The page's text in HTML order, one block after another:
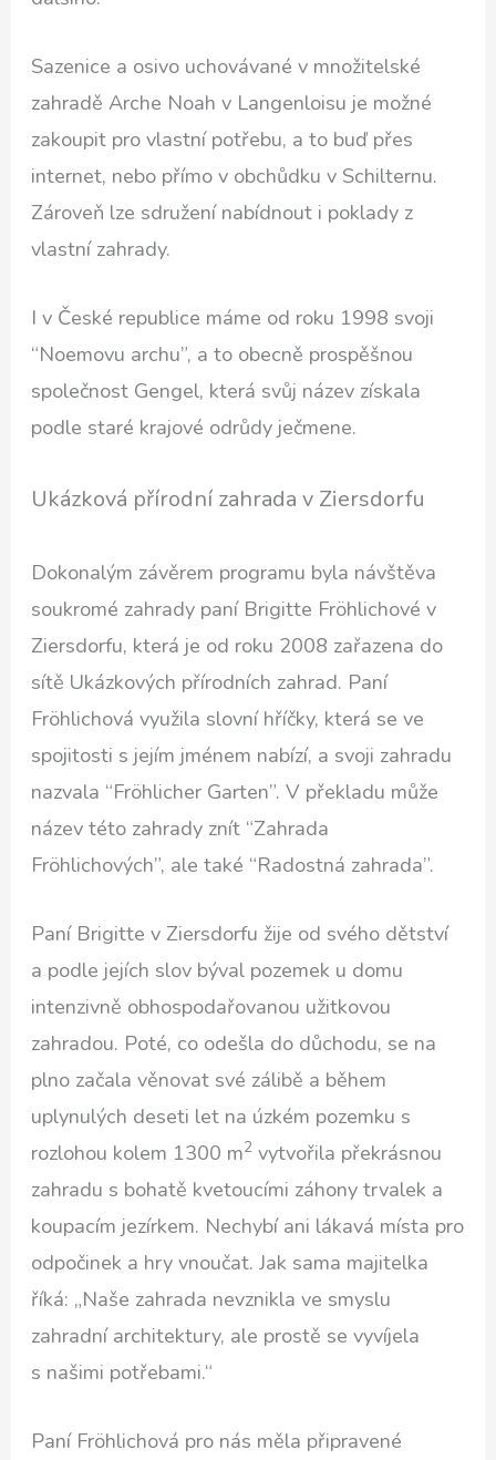
Sazenice a osivo uchovávané v množitelské
zahradě Arche Noah v Langenloisu je možné
zakoupit pro vlastní potřebu, a to buď přes
internet, nebo přímo v obchůdku v Schilternu.
Zároveň lze sdružení nabídnout i poklady z
vlastní zahrady.
I v České republice máme od roku 1998 svoji
“Noemovu archu”, a to obecně prospěšnou
společnost Gengel, která svůj název získala
podle staré krajové odrůdy ječmene.
Ukázková přírodní zahrada v Ziersdorfu
Dokonalým závěrem programu byla návštěva
soukromé zahrady paní Brigitte Fröhlichové v
Ziersdorfu, která je od roku 2008 zařazena do
sítě Ukázkových přírodních zahrad. Paní
Fröhlichová využila slovní hříčky, která se ve
spojitosti s jejím jménem nabízí, a svoji zahradu
nazvala “Fröhlicher Garten”. V překladu může
název této zahrady znít “Zahrada
Fröhlichových”, ale také “Radostná zahrada”.
Paní Brigitte v Ziersdorfu žije od svého dětství
a podle jejích slov býval pozemek u domu
intenzivně obhospodařovanou užitkovou
zahradou. Poté, co odešla do důchodu, se na
plno začala věnovat své zálibě a během
uplynulých deseti let na úzkém pozemku s
rozlohou kolem 1300 m2 vytvořila překrásnou
zahradu s bohatě kvetoucími záhony trvalek a
koupacím jezírkem. Nechybí ani lákavá místa pro
odpočinek a hry vnoučat. Jak sama majitelka
říká: „Naše zahrada nevznikla ve smyslu
zahradní architektury, ale prostě se vyvíjela
s našimi potřebami.“
Paní Fröhlichová pro nás měla připravené